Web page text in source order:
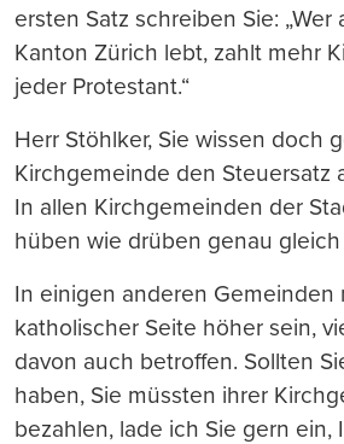
ersten Satz schreiben Sie: „Wer
Kanton Zürich lebt, zahlt mehr
jeder Protestant.“
Herr Stöhlker, Sie wissen doch
Kirchgemeinde den Steuersatz
In allen Kirchgemeinden der
hüben wie drüben genau
In einigen anderen Gemeinden
katholischer Seite höher sein,
davon auch betroffen. Sollten
haben, Sie müssten ihrer
bezahlen, lade ich Sie gern ein,